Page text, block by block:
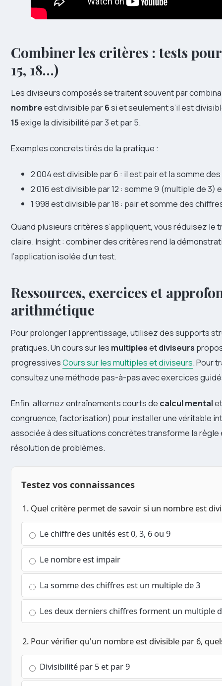
Combiner les critères : tests
15, 18…)
Les diviseurs composés se traitent souvent par
nombreest divisible par6si et seulement s’il est
15exige la divisibilité par 3 et par 5.
Exemples concrets tirés de la pratique :
2 004 est divisible par 6 : il est pair et la somme
2 016 est divisible par 12 : somme 9 (multiple de 3)
1 998 est divisible par 18 : pair et somme des
Quand plusieurs critères s’appliquent, vous réduisez
claire. Insight : combiner des critères rend la
l’application isolée d’un test.
Ressources, exercices et
arithmétique
Pour prolonger l’apprentissage, utilisez des supports
pratiques. Un cours sur les multiplesetdiviseurs
progressivesCours sur les multiples et diviseurs. Pour
consultez une méthode pas-à-pas avec exercices
Enfin, alternez entraînements courts de calcul mental
congruence, factorisation) pour installer une véritable
associée à des situations concrètes transforme la
résolution de problèmes.
Testez vos connaissances
1. Quel critère permet de savoir si un nombre est
Le chiffre des unités est 0, 3, 6 ou 9
Le nombre est impair
La somme des chiffres est un multiple de 3
Les deux derniers chiffres forment un multiple
2. Pour vérifier qu'un nombre est divisible par 6,
Divisibilité par 5 et par 9